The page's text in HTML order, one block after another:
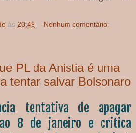
às 20:49 Nenhum comentário:
PL da Anistia é uma
tentar salvar Bolsonaro
tentativa de apagar
8 de janeiro e critica